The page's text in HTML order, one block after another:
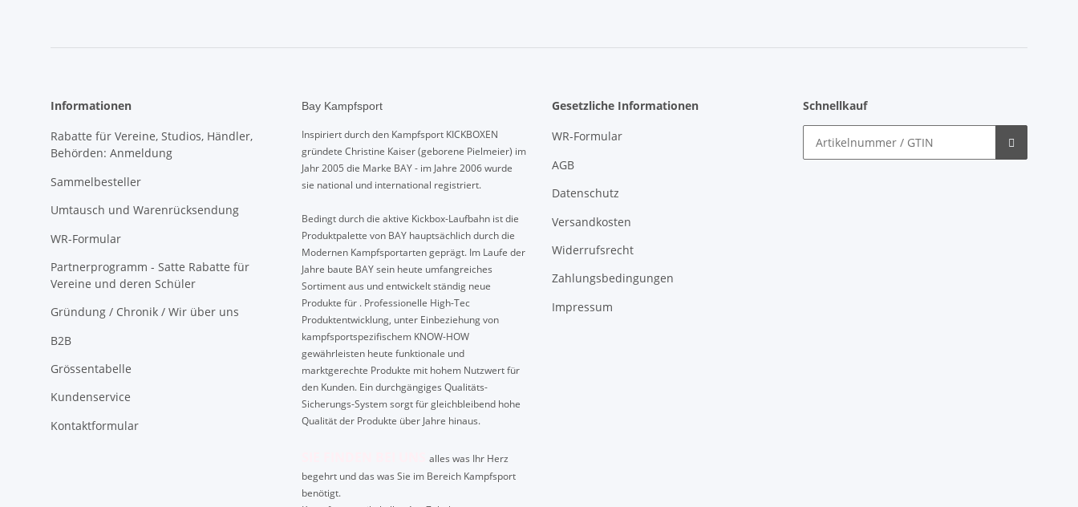
Informationen
Rabatte für Vereine, Studios, Händler,
Behörden: Anmeldung
Sammelbesteller
Umtausch und Warenrücksendung
WR-Formular
Partnerprogramm - Satte Rabatte für
Vereine und deren Schüler
Gründung / Chronik / Wir über uns
B2B
Grössentabelle
Kundenservice
Kontaktformular
Bay Kampfsport
Inspiriert durch den Kampfsport KICKBOXEN
gründete Christine Kaiser (geborene Pielmeier) im
Jahr 2005 die Marke BAY - im Jahre 2006 wurde
sie national und international registriert.
Bedingt durch die aktive Kickbox-Laufbahn ist die
Produktpalette von BAY hauptsächlich durch die
Modernen Kampfsportarten geprägt. Im Laufe der
Jahre baute BAY sein heute umfangreiches
Sortiment aus und entwickelt ständig neue
Produkte für . Professionelle High-Tec
Produktentwicklung, unter Einbeziehung von
kampfsportspezifischem KNOW-HOW
gewährleisten heute funktionale und
marktgerechte Produkte mit hohem Nutzwert für
den Kunden. Ein durchgängiges Qualitäts-
Sicherungs-System sorgt für gleichbleibend hohe
Qualität der Produkte über Jahre hinaus.
alles was Ihr Herz
begehrt und das was Sie im Bereich Kampfsport
benötigt.
Gesetzliche Informationen
WR-Formular
AGB
Datenschutz
Versandkosten
Widerrufsrecht
Zahlungsbedingungen
Impressum
Schnellkauf